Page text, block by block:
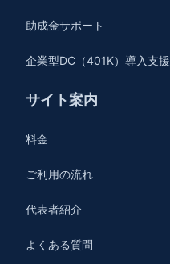
助成金サポート
企業型DC（401K）導入支援
サイト案内
料金
ご利用の流れ
代表者紹介
よくある質問